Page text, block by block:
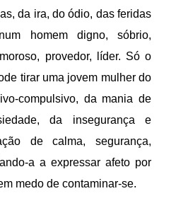
da ira, do ódio, das feridas
homem digno, sóbrio,
provedor, líder. Só o
tirar uma jovem mulher do
compulsivo, da mania de
da insegurança e
de calma, segurança,
a a expressar afeto por
medo de contaminar-se.